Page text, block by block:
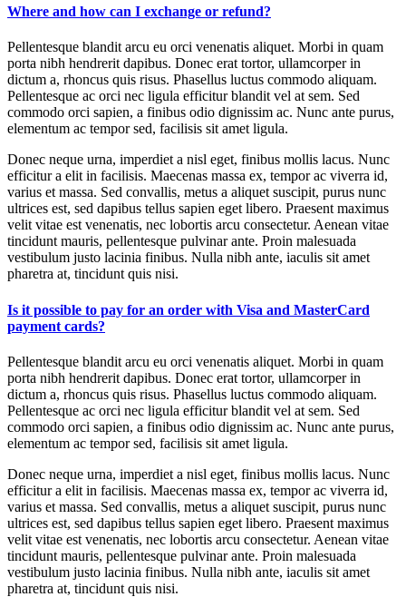
Where and how can I exchange or refund?
Pellentesque blandit arcu eu orci venenatis aliquet. Morbi in quam
porta nibh hendrerit dapibus. Donec erat tortor, ullamcorper in
dictum a, rhoncus quis risus. Phasellus luctus commodo aliquam.
Pellentesque ac orci nec ligula efficitur blandit vel at sem. Sed
commodo orci sapien, a finibus odio dignissim ac. Nunc ante purus,
elementum ac tempor sed, facilisis sit amet ligula.
Donec neque urna, imperdiet a nisl eget, finibus mollis lacus. Nunc
efficitur a elit in facilisis. Maecenas massa ex, tempor ac viverra id,
varius et massa. Sed convallis, metus a aliquet suscipit, purus nunc
ultrices est, sed dapibus tellus sapien eget libero. Praesent maximus
velit vitae est venenatis, nec lobortis arcu consectetur. Aenean vitae
tincidunt mauris, pellentesque pulvinar ante. Proin malesuada
vestibulum justo lacinia finibus. Nulla nibh ante, iaculis sit amet
pharetra at, tincidunt quis nisi.
Is it possible to pay for an order with Visa and MasterCard
payment cards?
Pellentesque blandit arcu eu orci venenatis aliquet. Morbi in quam
porta nibh hendrerit dapibus. Donec erat tortor, ullamcorper in
dictum a, rhoncus quis risus. Phasellus luctus commodo aliquam.
Pellentesque ac orci nec ligula efficitur blandit vel at sem. Sed
commodo orci sapien, a finibus odio dignissim ac. Nunc ante purus,
elementum ac tempor sed, facilisis sit amet ligula.
Donec neque urna, imperdiet a nisl eget, finibus mollis lacus. Nunc
efficitur a elit in facilisis. Maecenas massa ex, tempor ac viverra id,
varius et massa. Sed convallis, metus a aliquet suscipit, purus nunc
ultrices est, sed dapibus tellus sapien eget libero. Praesent maximus
velit vitae est venenatis, nec lobortis arcu consectetur. Aenean vitae
tincidunt mauris, pellentesque pulvinar ante. Proin malesuada
vestibulum justo lacinia finibus. Nulla nibh ante, iaculis sit amet
pharetra at, tincidunt quis nisi.